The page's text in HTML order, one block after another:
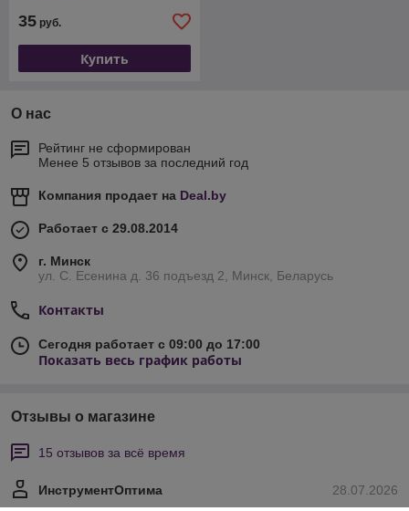
35 руб.
Купить
О нас
Рейтинг не сформирован
Менее 5 отзывов за последний год
Компания продает на Deal.by
Работает с 29.08.2014
г. Минск
ул. С. Есенина д. 36 подъезд 2, Минск, Беларусь
Контакты
Сегодня работает с 09:00 до 17:00
Показать весь график работы
Отзывы о магазине
15 отзывов за всё время
28.07.2026
ИнструментОптима